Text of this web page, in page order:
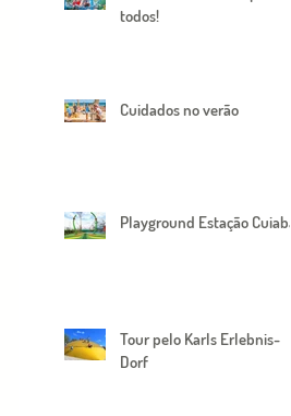
todos!
Cuidados no verão
Playground Estação Cuiabá
Tour pelo Karls Erlebnis-
Dorf